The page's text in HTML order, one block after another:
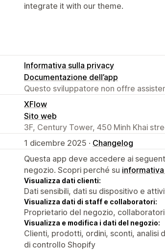
integrate it with our theme.
Informativa sulla privacy
Documentazione dell’app
Questo sviluppatore non offre
XFlow
Sito web
3F, Century Tower, 450 Minh Khai
1 dicembre 2025 · Changelog
Questa app deve accedere ai
negozio. Scopri perché su
Visualizza dati clienti:
Dati sensibili, dati su dispositivo e
Visualizza dati di staff e collaboratori:
Proprietario del negozio,
Visualizza e modifica i dati del negozio:
Clienti, prodotti, ordini, sconti, analisi
di controllo Shopify